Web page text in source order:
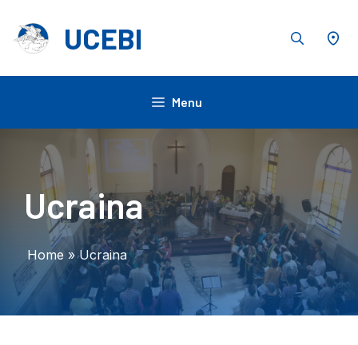
contenuto
UCEBI
Menu
Ucraina
Home »Ucraina